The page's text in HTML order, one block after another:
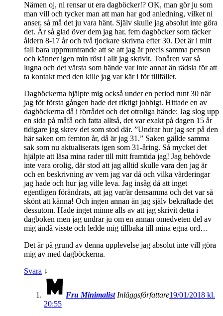
Nämen oj, ni rensar ut era dagböcker!? OK, man gör ju som
man vill och tycker man att man har god anledning, vilket ni
anser, så må det ju vara hänt. Själv skulle jag absolut inte göra
det. Är så glad över dem jag har, fem dagböcker som täcker
åldern 8-17 år och två tjockare skrivna efter 30. Det är i mitt
fall bara uppmuntrande att se att jag är precis samma person
och känner igen min röst i allt jag skrivit. Tonåren var så
lugna och det värsta som hände var inte annat än rädsla för att
ta kontakt med den kille jag var kär i för tillfället.
Dagböckerna hjälpte mig också under en period runt 30 när
jag för första gången hade det riktigt jobbigt. Hittade en av
dagböckerna då i förrådet och det otroliga hände: Jag slog upp
en sida på måfå och fatta alltså, det var exakt på dagen 15 år
tidigare jag skrev det som stod där. ”Undrar hur jag ser på den
här saken om femton år, då är jag 31.” Saken gällde samma
sak som nu aktualiserats igen som 31-åring. Så mycket det
hjälpte att läsa mina rader till mitt framtida jag! Jag behövde
inte vara orolig, där stod att jag alltid skulle vara den jag är
och en beskrivning av vem jag var då och vilka värderingar
jag hade och hur jag ville leva. Jag insåg då att inget
egentligen förändrats, att jag var/är densamma och det var så
skönt att känna! Och ingen annan än jag själv bekräftade det
dessutom. Hade inget minne alls av att jag skrivit detta i
dagboken men jag undrar ju om en annan omedveten del av
mig ändå visste och ledde mig tillbaka till mina egna ord…
Det är på grund av denna upplevelse jag absolut inte vill göra
mig av med dagböckerna.
Svara ↓
Fru Minimalist Inläggsförfattare19/01/2018 kl.
20:55